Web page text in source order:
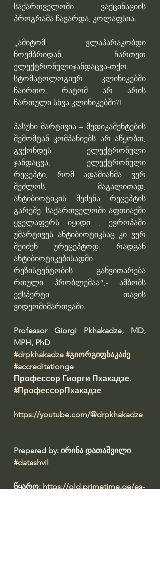
საქართველოში ვაქცინაციის
პროგრამა ჩავარდა, კოლაფსია.
„ამიტომ ვლაპარაკობდი
ნოემბრიდან, ჩართეთ
ელექტრონულიჯანდაცვა-თქო.
სტომატოლოგიურ კლინიკებში
ჩაირთო, რატომ არ არის
ჩართული სხვა კლინიკებში?!
პასუხი მარტივია – მედიკამენტების
შემომტან კომპანიებს არ აწყობთ,
გვქონდეს ელექტრონული
ჯანდაცვა, ელექტრონული
რეცეპტი, რომ ადამიანმა ვერ
შეძლოს, მაგალითად,
ანტიბიოტიკის შეძენა რეცეპტის
გარეშე. საქართველოში აფთიაქში
ყველაფერს იყიდი , ევროპაში
უმარტივეს ანტიბიოტიკსაც კი ვერ
შეიძენ ურეცეპტოდ. რადგან
ანტიბიოტიკებისადმი
რეზისტენტობის განვითარება
რთული პრობლემაა“,- ამბობს
ექსპერტი თავის
ვიდეომიმართვაში.
Professor Giorgi Pkhakadze, MD,
MPH, PhD
#drpkhakadze #გიორგიფხაკაძე
#accreditationge
Профессор Гиорги Пхакадзе.
#ПрофессорПхакадзе
https://youtube.com/@drpkhakadze
Prepared by: ირინა დათაშვილი
#datashvil
წყარო: https://old.primetime.ge/es-